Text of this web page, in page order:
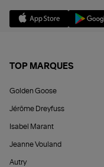
TOP MARQUES
Golden Goose
Jérôme Dreyfuss
Isabel Marant
Jeanne Vouland
Autry